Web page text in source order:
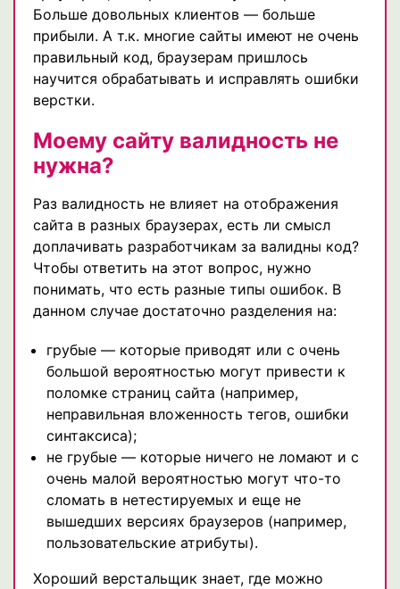
Больше довольных клиентов — больше
прибыли. А т.к. многие сайты имеют не очень
правильный код, браузерам пришлось
научится обрабатывать и исправлять ошибки
верстки.
Моему сайту валидность не
нужна?
Раз валидность не влияет на отображения
сайта в разных браузерах, есть ли смысл
доплачивать разработчикам за валидны код?
Чтобы ответить на этот вопрос, нужно
понимать, что есть разные типы ошибок. В
данном случае достаточно разделения на:
грубые — которые приводят или с очень
большой вероятностью могут привести к
поломке страниц сайта (например,
неправильная вложенность тегов, ошибки
синтаксиса);
не грубые — которые ничего не ломают и с
очень малой вероятностью могут что-то
сломать в нетестируемых и еще не
вышедших версиях браузеров (например,
пользовательские атрибуты).
Хороший верстальщик знает, где можно